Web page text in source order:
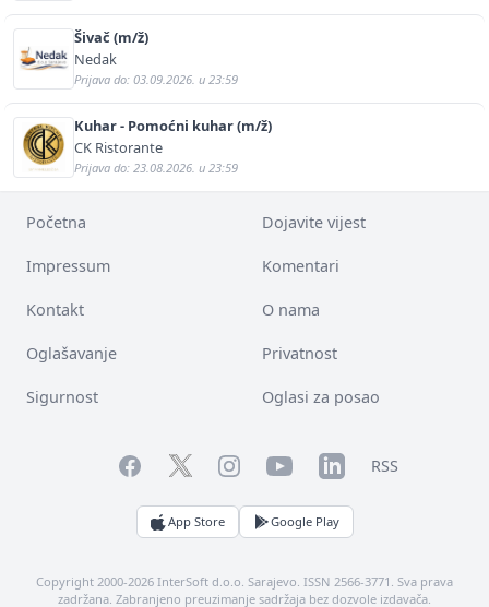
Šivač (m/ž)
Nedak
Prijava do: 03.09.2026. u 23:59
Kuhar - Pomoćni kuhar (m/ž)
CK Ristorante
Prijava do: 23.08.2026. u 23:59
Početna Dojavite vijest
Impressum Komentari
Kontakt O nama
Oglašavanje Privatnost
Sigurnost Oglasi za posao
FacebookTwitterInstagramYouTubeLinkedInRSS
App Store Google Play
Copyright 2000-2026 InterSoft d.o.o. Sarajevo. ISSN 2566-3771. Sva prava
zadržana. Zabranjeno preuzimanje sadržaja bez dozvole izdavača.